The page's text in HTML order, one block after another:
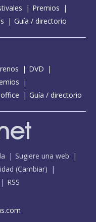
Premios
Guía / directorio
DVD
Guía / directorio
Sugiere una web
(Cambiar)
RSS